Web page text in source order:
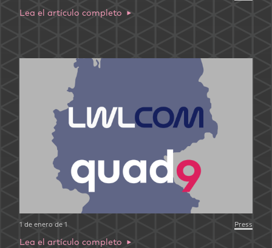
Lea el artículo completo
1 de enero de 1 Press
Lea el artículo completo